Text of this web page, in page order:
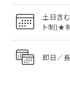
土日含
ト制)★
即日／